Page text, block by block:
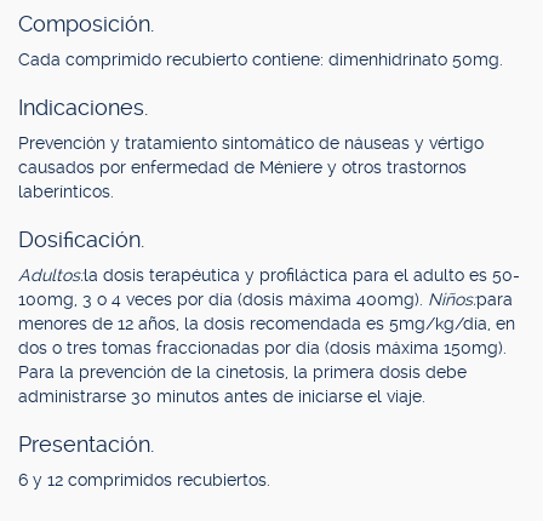
Composición.
Cada comprimido recubierto contiene: dimenhidrinato 50mg.
Indicaciones.
Prevención y tratamiento sintomático de náuseas y vértigo
causados por enfermedad de Méniere y otros trastornos
laberínticos.
Dosificación.
Adultos:la dosis terapéutica y profiláctica para el adulto es 50-
100mg, 3 o 4 veces por día (dosis máxima 400mg). Niños:para
menores de 12 años, la dosis recomendada es 5mg/kg/día, en
dos o tres tomas fraccionadas por día (dosis máxima 150mg).
Para la prevención de la cinetosis, la primera dosis debe
administrarse 30 minutos antes de iniciarse el viaje.
Presentación.
6 y 12 comprimidos recubiertos.